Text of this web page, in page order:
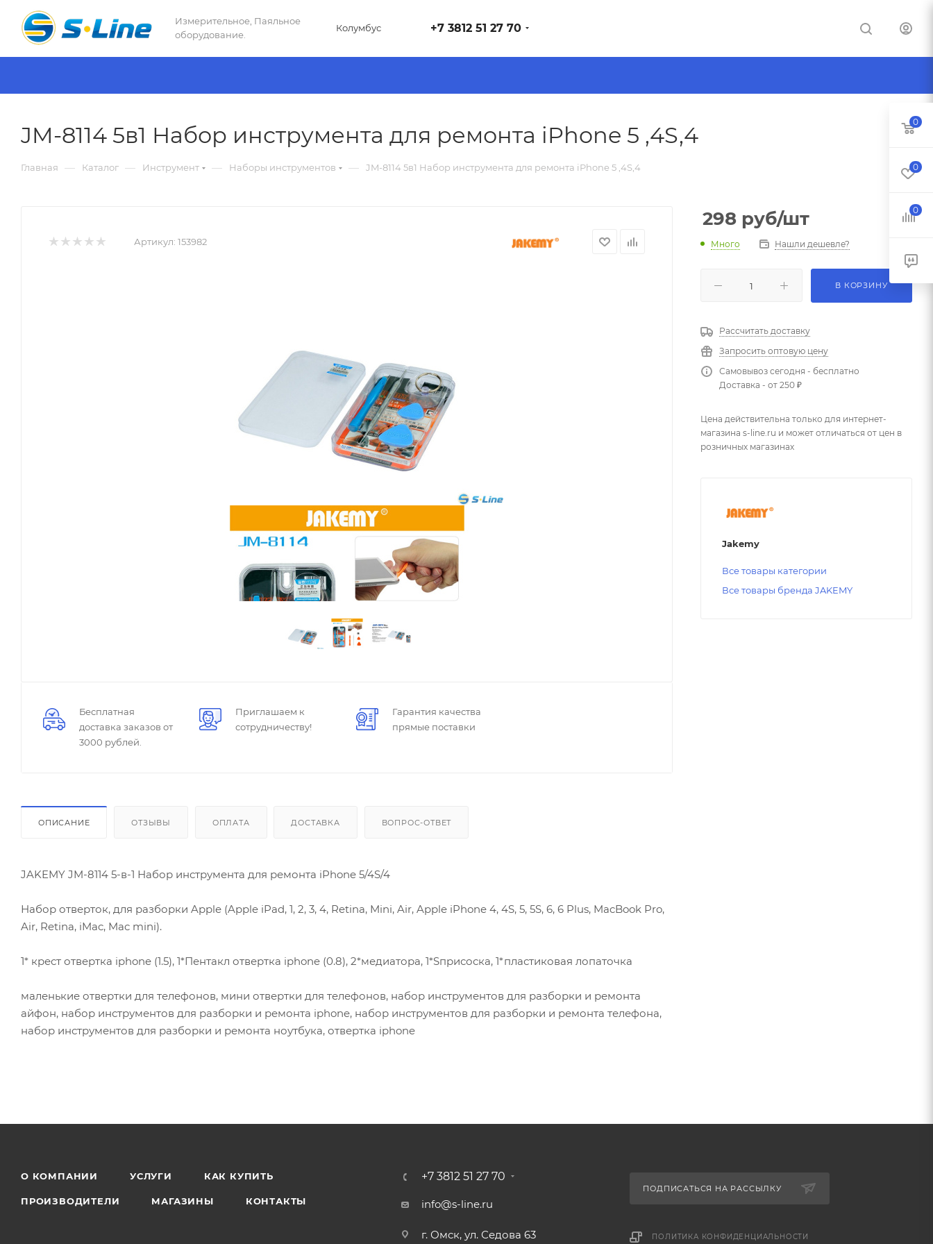
Измерительное, Паяльное
оборудование.
Колумбус +7 3812 51 27 70
JM-8114 5в1 Набор инструмента для ремонта iPhone 5 ,4S,4
Главная — Каталог — Инструмент — Наборы инструментов — JM-8114 5в1 Набор инструмента для ремонта iPhone 5 ,4S,4
Артикул: 153982
Бесплатная
доставка заказов от
3000 рублей.
Приглашаем к
сотрудничеству!
Гарантия качества
прямые поставки
ОПИСАНИЕ ОТЗЫВЫ ОПЛАТА ДОСТАВКА ВОПРОС-ОТВЕТ
JAKEMY JM-8114 5-в-1 Набор инструмента для ремонта iPhone 5/4S/4
Набор отверток, для разборки Apple (Apple iPad, 1, 2, 3, 4, Retina, Mini, Air, Apple iPhone 4, 4S, 5, 5S, 6, 6 Plus, MacBook Pro,
Air, Retina, iMac, Mac mini).
1* крест отвертка iphone (1.5), 1*Пентакл отвертка iphone (0.8), 2*медиатора, 1*Sприсоска, 1*пластиковая лопаточка
маленькие отвертки для телефонов, мини отвертки для телефонов, набор инструментов для разборки и ремонта
айфон, набор инструментов для разборки и ремонта iphone, набор инструментов для разборки и ремонта телефона,
набор инструментов для разборки и ремонта ноутбука, отвертка iphone
298 руб/шт
Много Нашли дешевле?
В КОРЗИНУ
Рассчитать доставку
Запросить оптовую цену
Самовывоз сегодня - бесплатно
Доставка - от 250 ₽
Цена действительна только для интернет-
магазина s-line.ru и может отличаться от цен в
розничных магазинах
Jakemy
Все товары категории
Все товары бренда JAKEMY
О КОМПАНИИ УСЛУГИ КАК КУПИТЬ
ПРОИЗВОДИТЕЛИ МАГАЗИНЫ КОНТАКТЫ
+7 3812 51 27 70
info@s-line.ru
г. Омск, ул. Седова 63
ПОДПИСАТЬСЯ НА РАССЫЛКУ
ПОЛИТИКА КОНФИДЕНЦИАЛЬНОСТИ
0
0
0